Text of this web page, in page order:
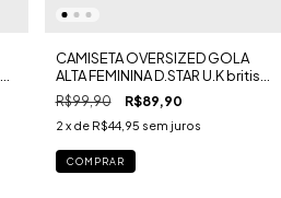
CAMISETA OVERSIZED GOLA
ALTA FEMININA D.STAR U.K british
essence MALHA GOLD
R$99,90 R$89,90
2 x de R$44,95 sem juros
COMPRAR